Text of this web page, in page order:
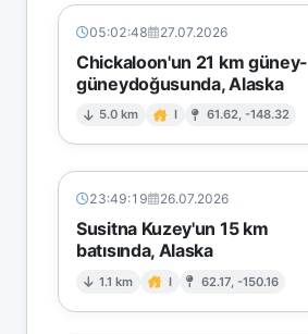
05:02:48 27.07.2026
Chickaloon'un 21 km güney-
güneydoğusunda, Alaska
5.0 km I 61.62, -148.32
23:49:19 26.07.2026
Susitna Kuzey'un 15 km
batısında, Alaska
1.1 km I 62.17, -150.16